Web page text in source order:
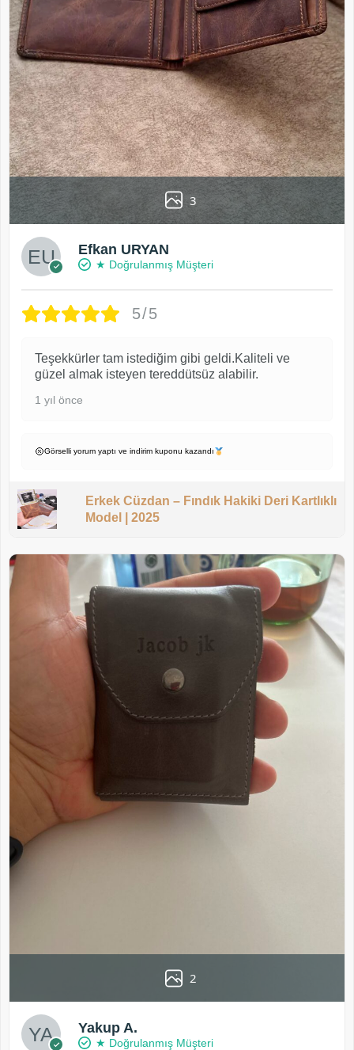
3
Efkan URYAN
★ Doğrulanmış Müşteri
5/5
Teşekkürler tam istediğim gibi geldi.Kaliteli ve
güzel almak isteyen tereddütsüz alabilir.
1 yıl önce
Görselli yorum yaptı ve indirim kuponu kazandı
Erkek Cüzdan – Fındık Hakiki Deri Kartlıklı
Model | 2025
2
Yakup A.
★ Doğrulanmış Müşteri